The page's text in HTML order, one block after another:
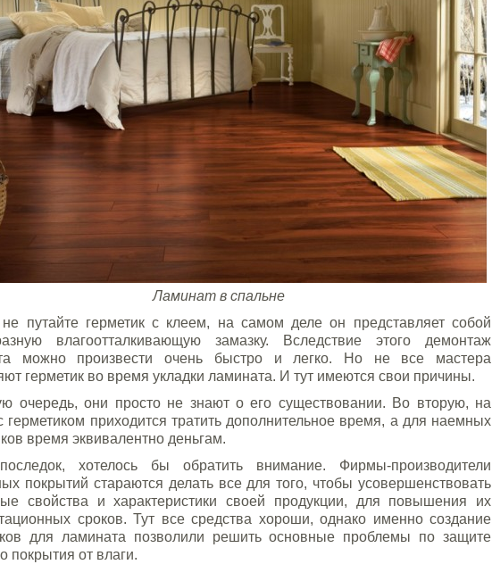
Ламинат в спальне
путайте герметик с клеем, на самом деле он представляет собой
влагоотталкивающую замазку. Вследствие этого демонтаж
можно произвести очень быстро и легко. Но не все мастера
герметик во время укладки ламината. И тут имеются свои причины.
очередь, они просто не знают о его существовании. Во вторую, на
герметиком приходится тратить дополнительное время, а для наемных
время эквивалентно деньгам.
хотелось бы обратить внимание. Фирмы-производители
покрытий стараются делать все для того, чтобы усовершенствовать
свойства и характеристики своей продукции, для повышения их
сроков. Тут все средства хороши, однако именно создание
для ламината позволили решить основные проблемы по защите
покрытия от влаги.